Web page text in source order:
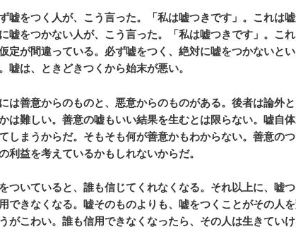
嘘をつく人が、こう言った。「私は嘘つきです」。これは
嘘をつかない人が、こう言った。「私は嘘つきです」。こ
定が間違っている。必ず嘘をつく、絶対に嘘をつかないと
嘘は、ときどきつくから始末が悪い。
は善意からのものと、悪意からのものがある。後者は論外
は難しい。善意の嘘もいい結果を生むとは限らない。嘘自
しまうからだ。そもそも何が善意かもわからない。善意の
利益を考えているかもしれないからだ。
ついていると、誰も信じてくれなくなる。それ以上に、嘘
できなくなる。嘘そのものよりも、嘘をつくことがその人
がこわい。誰も信用できなくなったら、その人は生きていけ